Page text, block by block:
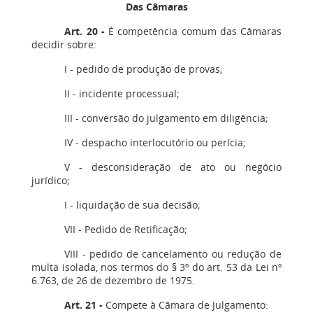
Das Câmaras
Art. 20 - É competência comum das Câmaras
decidir sobre:
I - pedido de produção de provas;
II - incidente processual;
III - conversão do julgamento em diligência;
IV - despacho interlocutório ou perícia;
V - desconsideração de ato ou negócio
jurídico;
I - liquidação de sua decisão;
VII - Pedido de Retificação;
VIII - pedido de cancelamento ou redução de
multa isolada, nos termos do § 3º do art. 53 da Lei nº
6.763, de 26 de dezembro de 1975.
Art. 21- Compete à Câmara de Julgamento: